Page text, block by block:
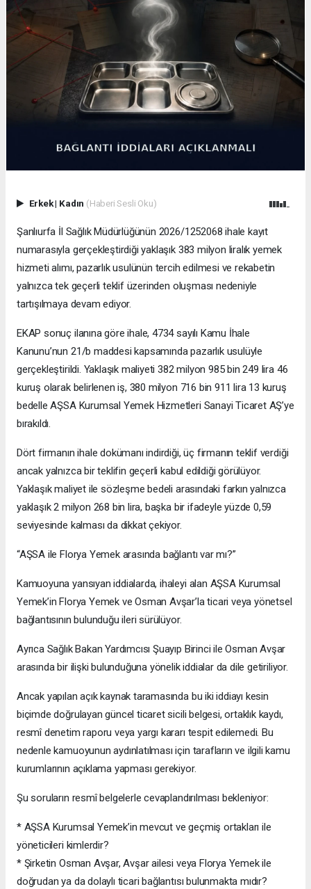
Erkek| Kadın (Haberi Sesli Oku)
Şanlıurfa İl Sağlık Müdürlüğünün 2026/1252068 ihale kayıt
numarasıyla gerçekleştirdiği yaklaşık 383 milyon liralık yemek
hizmeti alımı, pazarlık usulünün tercih edilmesi ve rekabetin
yalnızca tek geçerli teklif üzerinden oluşması nedeniyle
tartışılmaya devam ediyor.
EKAP sonuç ilanına göre ihale, 4734 sayılı Kamu İhale
Kanunu’nun 21/b maddesi kapsamında pazarlık usulüyle
gerçekleştirildi. Yaklaşık maliyeti 382 milyon 985 bin 249 lira 46
kuruş olarak belirlenen iş, 380 milyon 716 bin 911 lira 13 kuruş
bedelle AŞSA Kurumsal Yemek Hizmetleri Sanayi Ticaret AŞ’ye
bırakıldı.
Dört firmanın ihale dokümanı indirdiği, üç firmanın teklif verdiği
ancak yalnızca bir teklifin geçerli kabul edildiği görülüyor.
Yaklaşık maliyet ile sözleşme bedeli arasındaki farkın yalnızca
yaklaşık 2 milyon 268 bin lira, başka bir ifadeyle yüzde 0,59
seviyesinde kalması da dikkat çekiyor.
“AŞSA ile Florya Yemek arasında bağlantı var mı?”
Kamuoyuna yansıyan iddialarda, ihaleyi alan AŞSA Kurumsal
Yemek’in Florya Yemek ve Osman Avşar’la ticari veya yönetsel
bağlantısının bulunduğu ileri sürülüyor.
Ayrıca Sağlık Bakan Yardımcısı Şuayıp Birinci ile Osman Avşar
arasında bir ilişki bulunduğuna yönelik iddialar da dile getiriliyor.
Ancak yapılan açık kaynak taramasında bu iki iddiayı kesin
biçimde doğrulayan güncel ticaret sicili belgesi, ortaklık kaydı,
resmî denetim raporu veya yargı kararı tespit edilemedi. Bu
nedenle kamuoyunun aydınlatılması için tarafların ve ilgili kamu
kurumlarının açıklama yapması gerekiyor.
Şu soruların resmî belgelerle cevaplandırılması bekleniyor:
* AŞSA Kurumsal Yemek’in mevcut ve geçmiş ortakları ile
yöneticileri kimlerdir?
* Şirketin Osman Avşar, Avşar ailesi veya Florya Yemek ile
doğrudan ya da dolaylı ticari bağlantısı bulunmakta mıdır?